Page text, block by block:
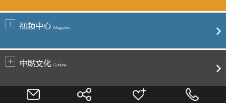
视频中心 Magazine
中燃文化 Culture